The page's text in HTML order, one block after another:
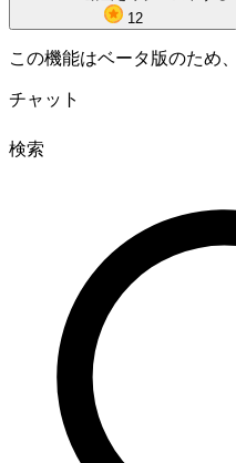
12
この機能はベータ版のため
チャット
検索